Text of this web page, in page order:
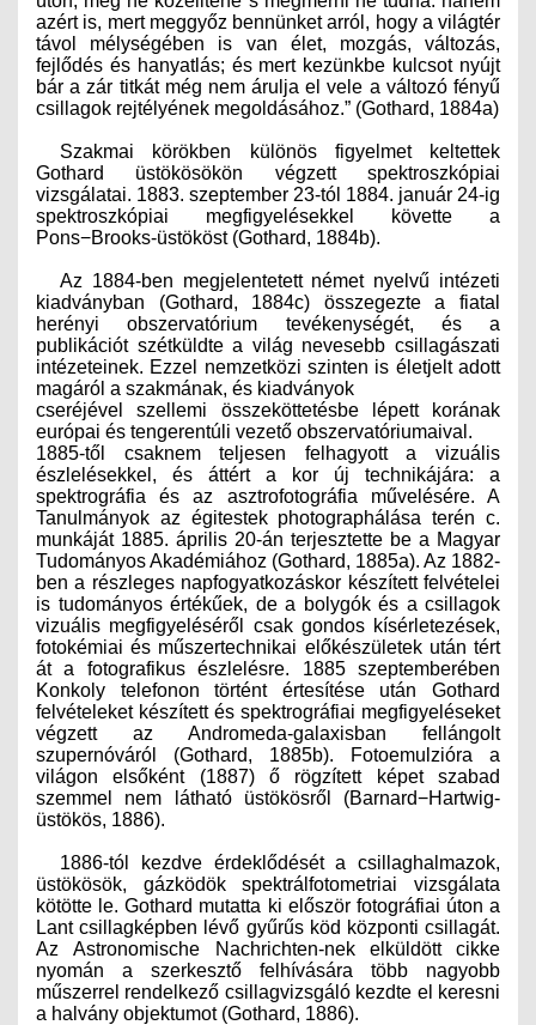
azért is, mert meggyőz bennünket arról, hogy a világtér
távol mélységében is van élet, mozgás, változás,
fejlődés és hanyatlás; és mert kezünkbe kulcsot nyújt
bár a zár titkát még nem árulja el vele a változó fényű
csillagok rejtélyének megoldásához.” (Gothard, 1884a)
Szakmai körökben különös figyelmet keltettek
Gothard üstökösökön végzett spektroszkópiai
vizsgálatai. 1883. szeptember 23-tól 1884. január 24-ig
spektroszkópiai megfigyelésekkel követte a
Pons−Brooks-üstököst (Gothard, 1884b).
Az 1884-ben megjelentetett német nyelvű intézeti
kiadványban (Gothard, 1884c) összegezte a fiatal
herényi obszervatórium tevékenységét, és a
publikációt szétküldte a világ nevesebb csillagászati
intézeteinek. Ezzel nemzetközi szinten is életjelt adott
magáról a szakmának, és kiadványok
cseréjével szellemi összeköttetésbe lépett korának
európai és tengerentúli vezető obszervatóriumaival.
1885-től csaknem teljesen felhagyott a vizuális
észlelésekkel, és áttért a kor új technikájára: a
spektrográfia és az asztrofotográfia művelésére. A
Tanulmányok az égitestek photographálása terén c.
munkáját 1885. április 20-án terjesztette be a Magyar
Tudományos Akadémiához (Gothard, 1885a). Az 1882-
ben a részleges napfogyatkozáskor készített felvételei
is tudományos értékűek, de a bolygók és a csillagok
vizuális megfigyeléséről csak gondos kísérletezések,
fotokémiai és műszertechnikai előkészületek után tért
át a fotografikus észlelésre. 1885 szeptemberében
Konkoly telefonon történt értesítése után Gothard
felvételeket készített és spektrográfiai megfigyeléseket
végzett az Andromeda-galaxisban fellángolt
szupernóváról (Gothard, 1885b). Fotoemulzióra a
világon elsőként (1887) ő rögzített képet szabad
szemmel nem látható üstökösről (Barnard−Hartwig-
üstökös, 1886).
1886-tól kezdve érdeklődését a csillaghalmazok,
üstökösök, gázködök spektrálfotometriai vizsgálata
kötötte le. Gothard mutatta ki először fotográfiai úton a
Lant csillagképben lévő gyűrűs köd központi csillagát.
AzAstronomische Nachrichten-nek elküldött cikke
nyomán a szerkesztő felhívására több nagyobb
műszerrel rendelkező csillagvizsgáló kezdte el keresni
a halvány objektumot (Gothard, 1886).